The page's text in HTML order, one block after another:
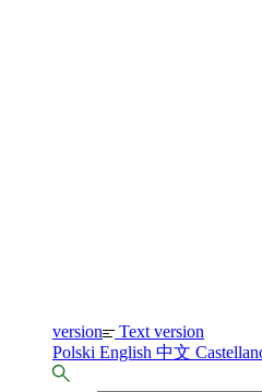
version Text version
Polski English 中文